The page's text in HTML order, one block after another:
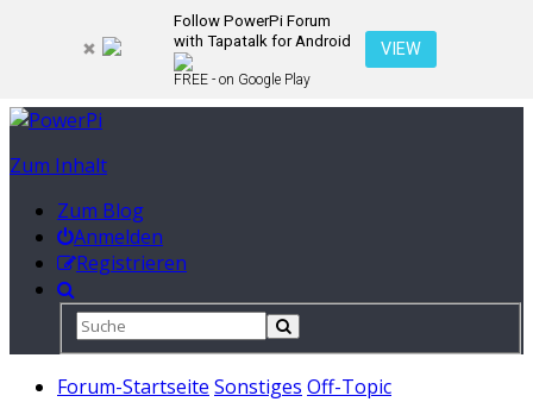
Follow PowerPi Forum
with Tapatalk for Android
FREE - on Google Play
VIEW
Zum Inhalt
Zum Blog
Anmelden
Registrieren
Forum-Startseite Sonstiges Off-Topic